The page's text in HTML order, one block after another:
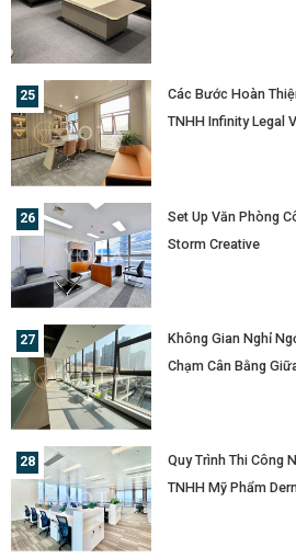
Các Bước Hoàn
TNHH Infinity Legal
Set Up Văn Phòng
Storm Creative
Không Gian Nghỉ
Chạm Cân Bằng
Quy Trình Thi Công
TNHH Mỹ Phẩm